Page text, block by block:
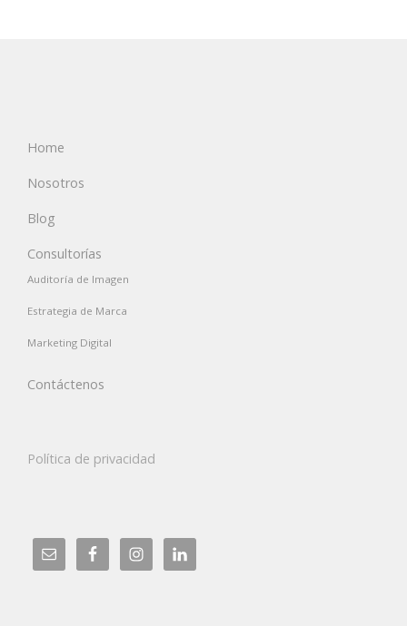
Home
Nosotros
Blog
Consultorías
Auditoría de Imagen
Estrategia de Marca
Marketing Digital
Contáctenos
Política de privacidad